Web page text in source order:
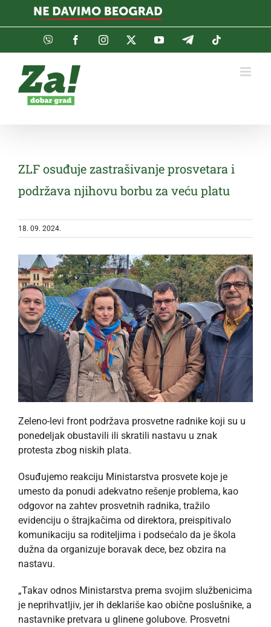
Viber FacebookInstagramTwitterYouTubeTelegram
ZLF osuđuje zastrašivanje prosvetara i
podržava njihovu borbu za veću platu
18. 09. 2024.
Zeleno-levi front podržava prosvetne radnike koji su u
ponedeljak obustavili ili skratili nastavu u znak
protesta zbog niskih plata.
Osuđujemo reakciju Ministarstva prosvete koje je
umesto da ponudi adekvatno rešenje problema, kao
odgovor na zahtev prosvetnih radnika, tražilo
evidenciju o štrajkačima od direktora, preispitivalo
komunikaciju sa roditeljima i podsećalo da je škola
dužna da organizuje boravak dece, bez obzira na
nastavu.
„Takav odnos Ministarstva prema svojim službenicima
je neprihvatljiv, jer ih deklariše kao obične poslušnike, a
nastavnike pretvara u glinene golubove. Prosvetni